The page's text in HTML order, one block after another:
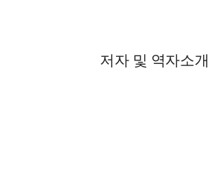
저자 및 역자소개